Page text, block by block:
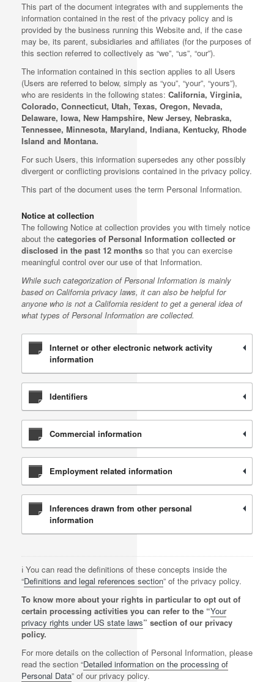
This part of the document integrates with and supplements the
information contained in the rest of the privacy policy and is
provided by the business running this Website and, if the case
may be, its parent, subsidiaries and affiliates (for the purposes of
this section referred to collectively as “we”, “us”, “our”).
The information contained in this section applies to all Users
(Users are referred to below, simply as “you”, “your”, “yours”),
who are residents in the following states: California, Virginia,
Colorado, Connecticut, Utah, Texas, Oregon, Nevada,
Delaware, Iowa, New Hampshire, New Jersey, Nebraska,
Tennessee, Minnesota, Maryland, Indiana, Kentucky, Rhode
Island and Montana.
For such Users, this information supersedes any other possibly
divergent or conflicting provisions contained in the privacy policy.
This part of the document uses the term Personal Information.
Notice at collection
The following Notice at collection provides you with timely notice
about the categories of Personal Information collected or
disclosed in the past 12 months so that you can exercise
meaningful control over our use of that Information.
While such categorization of Personal Information is mainly
based on California privacy laws, it can also be helpful for
anyone who is not a California resident to get a general idea of
what types of Personal Information are collected.
Internet or other electronic network activity
information
Identifiers
Commercial information
Employment related information
Inferences drawn from other personal
information
ℹ️ You can read the definitions of these concepts inside the
“Definitions and legal references section” of the privacy policy.
To know more about your rights in particular to opt out of
certain processing activities you can refer to the “Your
privacy rights under US state laws” section of our privacy
policy.
For more details on the collection of Personal Information, please
read the section “Detailed information on the processing of
Personal Data” of our privacy policy.